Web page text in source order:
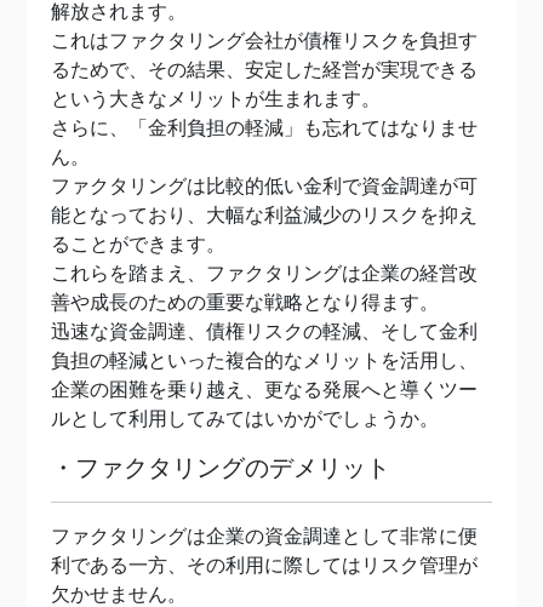
解放されます。
これはファクタリング会社が債権リスクを負担す
るためで、その結果、安定した経営が実現できる
という大きなメリットが生まれます。
さらに、「金利負担の軽減」も忘れてはなりませ
ん。
ファクタリングは比較的低い金利で資金調達が可
能となっており、大幅な利益減少のリスクを抑え
ることができます。
これらを踏まえ、ファクタリングは企業の経営改
善や成長のための重要な戦略となり得ます。
迅速な資金調達、債権リスクの軽減、そして金利
負担の軽減といった複合的なメリットを活用し、
企業の困難を乗り越え、更なる発展へと導くツー
ルとして利用してみてはいかがでしょうか。
・ファクタリングのデメリット
ファクタリングは企業の資金調達として非常に便
利である一方、その利用に際してはリスク管理が
欠かせません。